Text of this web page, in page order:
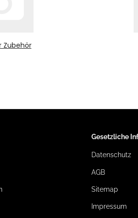
Zubehör
Gesetzliche
Datenschutz
AGB
Sitemap
Impressum